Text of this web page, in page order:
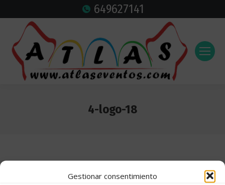
Gestionar consentimiento
649627141
4-logo-18